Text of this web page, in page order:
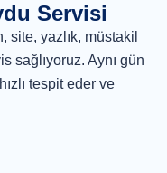
Servisi
site, yazlık, müstakil
sağlıyoruz. Aynı gün
tespit eder ve